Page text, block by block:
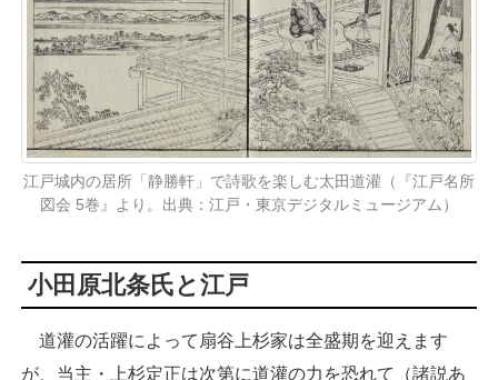
江戸城内の居所「静勝軒」で詩歌を楽しむ太田道灌（『江戸名所
図会 5巻』より。出典：江戸・東京デジタルミュージアム）
小田原北条氏と江戸
道灌の活躍によって扇谷上杉家は全盛期を迎えます
が、当主・上杉定正は次第に道灌の力を恐れて（諸説あ